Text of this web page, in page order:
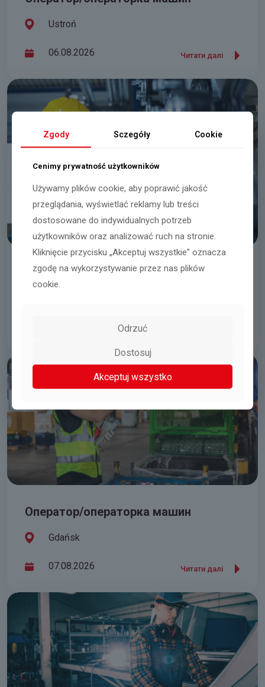
Ustroń
06.08.2026 Читати далі
Наладчик(Ч/Ж)
Оператор/операторка машин
Gdańsk
07.08.2026 Читати далі
Zgody Sczegóły Cookie
Cenimy prywatność użytkowników
Używamy plików cookie, aby poprawić jakość
przeglądania, wyświetlać reklamy lub treści
dostosowane do indywidualnych potrzeb
użytkowników oraz analizować ruch na stronie.
Kliknięcie przycisku „Akceptuj wszystkie” oznacza
zgodę na wykorzystywanie przez nas plików
cookie.
Odrzuć
Dostosuj
Akceptuj wszystko